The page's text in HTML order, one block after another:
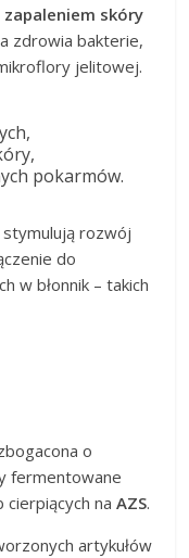
skóry
zdrowia bakterie,
jelitowej.
pokarmów.
rozwój
do
w błonnik – takich
o
fermentowane
cierpiących naAZS.
artykułów